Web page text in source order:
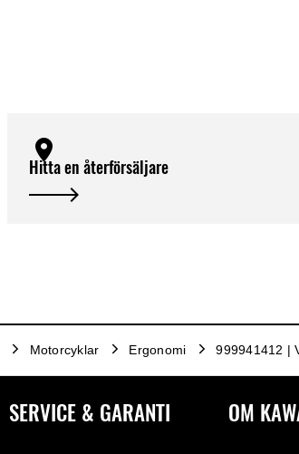
Hitta en återförsäljare
Motorcyklar Ergonomi 999941412 |
SERVICE & GARANTI OM